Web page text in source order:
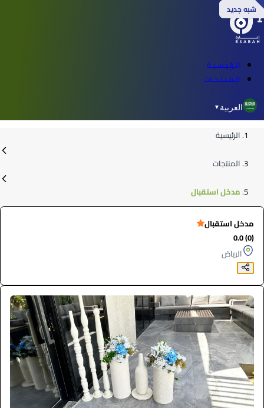
الـرئـيـسـيـة
الـمـنـتـجـات
العربية ▼
الرئيسية
المنتجات
مدخل استقبال
مدخل استقبال
(0) 0.0
الرياض
شبه جديد
شبه جديد
شبه جديد
شبه جديد